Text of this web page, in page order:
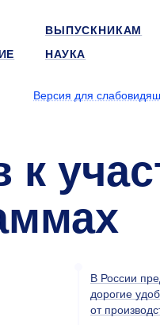
ВЫПУСКНИКАМ
НАУКА
Версия для
к
В России
дорогие
от